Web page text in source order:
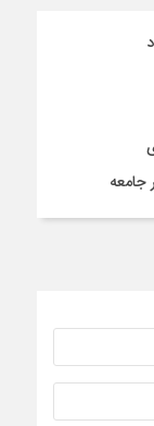
جامعه